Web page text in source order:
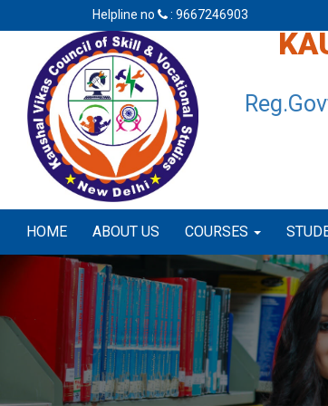
Helpline no : 9667246903
HOME ABOUT US COURSES